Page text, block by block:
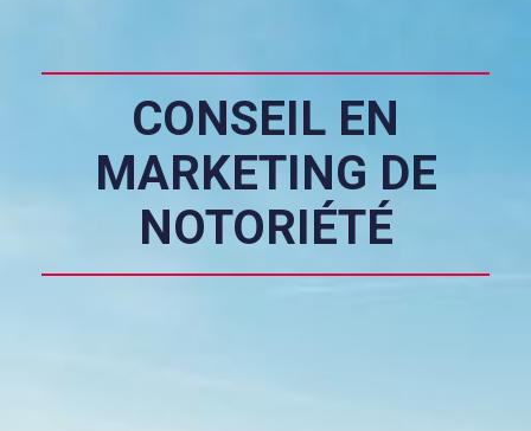
CONSEIL EN
MARKETING DE
NOTORIÉTÉ